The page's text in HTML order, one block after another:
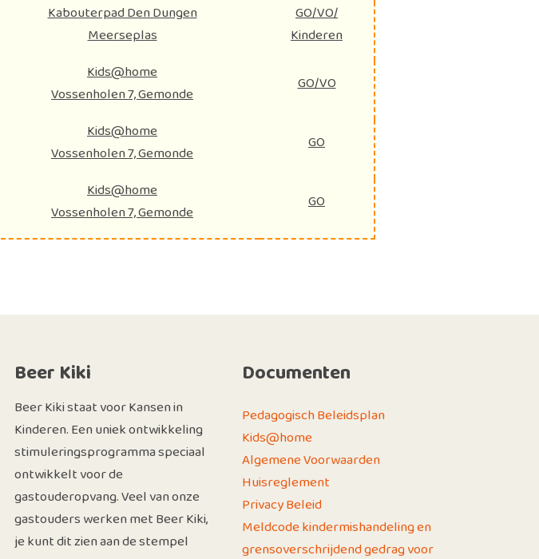
Kabouterpad Den Dungen
Meerseplas
GO/VO/
Kinderen
Kids@home
Vossenholen 7, Gemonde
GO/VO
Kids@home
Vossenholen 7, Gemonde
GO
Kids@home
Vossenholen 7, Gemonde
GO
Beer Kiki
Beer Kiki staat voor Kansen in
Kinderen. Een uniek ontwikkeling
stimuleringsprogramma speciaal
ontwikkelt voor de
gastouderopvang. Veel van onze
gastouders werken met Beer Kiki,
je kunt dit zien aan de stempel
Documenten
Pedagogisch Beleidsplan
Kids@home
Algemene Voorwaarden
Huisreglement
Privacy Beleid
Meldcode kindermishandeling en
grensoverschrijdend gedrag voor